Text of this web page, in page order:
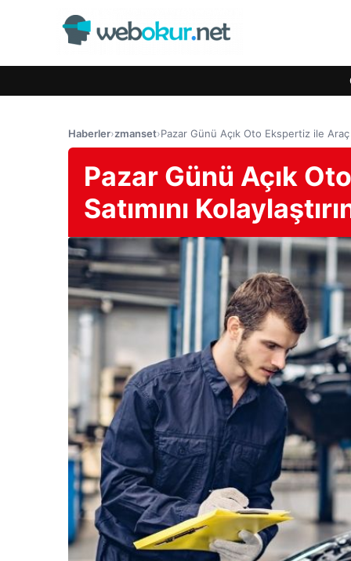
Haberler›zmanset›Pazar Günü Açık Oto Ekspertiz ile Araç
Pazar Günü Açık
Satımını